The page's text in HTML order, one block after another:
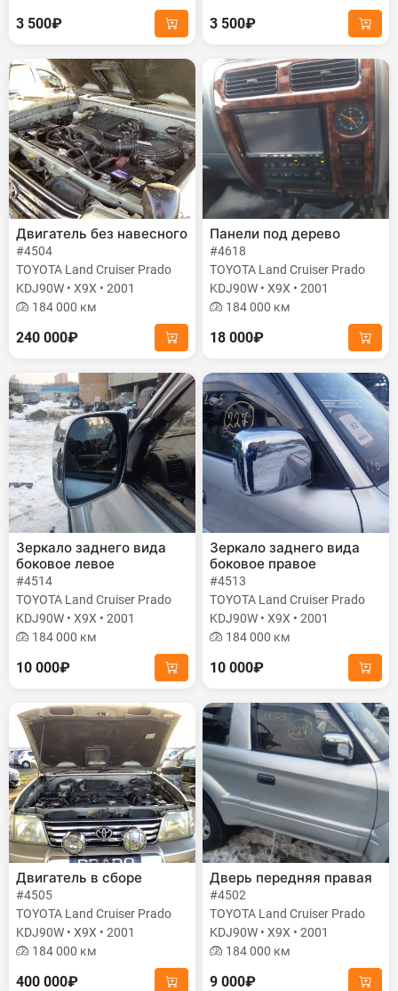
3 500₽ 3 500₽
Двигатель без навесного
#4504
TOYOTA Land Cruiser Prado
KDJ90W • X9X • 2001
184 000 км
240 000₽
Панели под дерево
#4618
TOYOTA Land Cruiser Prado
KDJ90W • X9X • 2001
184 000 км
18 000₽
Зеркало заднего вида
боковое левое
#4514
TOYOTA Land Cruiser Prado
KDJ90W • X9X • 2001
184 000 км
10 000₽
Зеркало заднего вида
боковое правое
#4513
TOYOTA Land Cruiser Prado
KDJ90W • X9X • 2001
184 000 км
10 000₽
Двигатель в сборе
#4505
TOYOTA Land Cruiser Prado
KDJ90W • X9X • 2001
184 000 км
400 000₽
Дверь передняя правая
#4502
TOYOTA Land Cruiser Prado
KDJ90W • X9X • 2001
184 000 км
9 000₽